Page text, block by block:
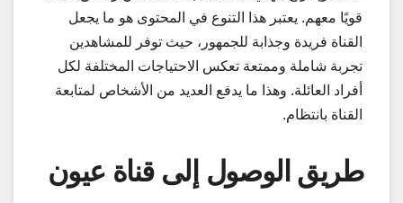
قويًا معهم. يعتبر هذا التنوع في المحتوى هو ما يجعل
القناة فريدة وجذابة للجمهور، حيث توفر للمشاهدين
تجربة شاملة وممتعة تعكس الاحتياجات المختلفة لكل
أفراد العائلة. وهذا ما يدفع العديد من الأشخاص لمتابعة
القناة بانتظام.
طريق الوصول إلى قناة عيون